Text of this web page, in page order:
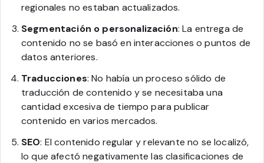
regionales no estaban actualizados.
Segmentación o personalización: La entrega de
contenido no se basó en interacciones o puntos de
datos anteriores.
Traducciones: No había un proceso sólido de
traducción de contenido y se necesitaba una
cantidad excesiva de tiempo para publicar
contenido en varios mercados.
SEO: El contenido regular y relevante no se localizó,
lo que afectó negativamente las clasificaciones de